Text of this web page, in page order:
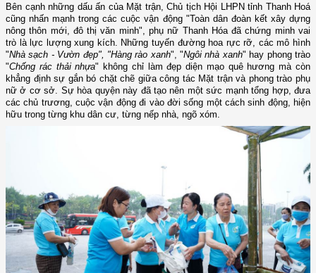
Bên cạnh những dấu ấn của Mặt trận, Chủ tịch Hội LHPN tỉnh Thanh Hoá
cũng nhấn mạnh trong các cuộc vận động "Toàn dân đoàn kết xây dựng
nông thôn mới, đô thị văn minh", phụ nữ Thanh Hóa đã chứng minh vai
trò là lực lượng xung kích. Những tuyến đường hoa rực rỡ, các mô hình
"Nhà sạch - Vườn đẹp", "Hàng rào xanh", "Ngôi nhà xanh" hay phong trào
"Chống rác thải nhựa" không chỉ làm đẹp diện mạo quê hương mà còn
khẳng định sự gắn bó chặt chẽ giữa công tác Mặt trận và phong trào phụ
nữ ở cơ sở. Sự hòa quyện này đã tạo nên một sức mạnh tổng hợp, đưa
các chủ trương, cuộc vận động đi vào đời sống một cách sinh động, hiện
hữu trong từng khu dân cư, từng nếp nhà, ngõ xóm.